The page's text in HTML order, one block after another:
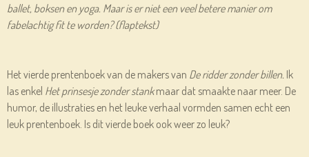
ballet, boksen en yoga. Maar is er niet een veel betere manier om
fabelachtig fit te worden? (flaptekst)
Het vierde prentenboek van de makers van De ridder zonder billen. Ik
las enkel Het prinsesje zonder stankmaar dat smaakte naar meer. De
humor, de illustraties en het leuke verhaal vormden samen echt een
leuk prentenboek. Is dit vierde boek ook weer zo leuk?